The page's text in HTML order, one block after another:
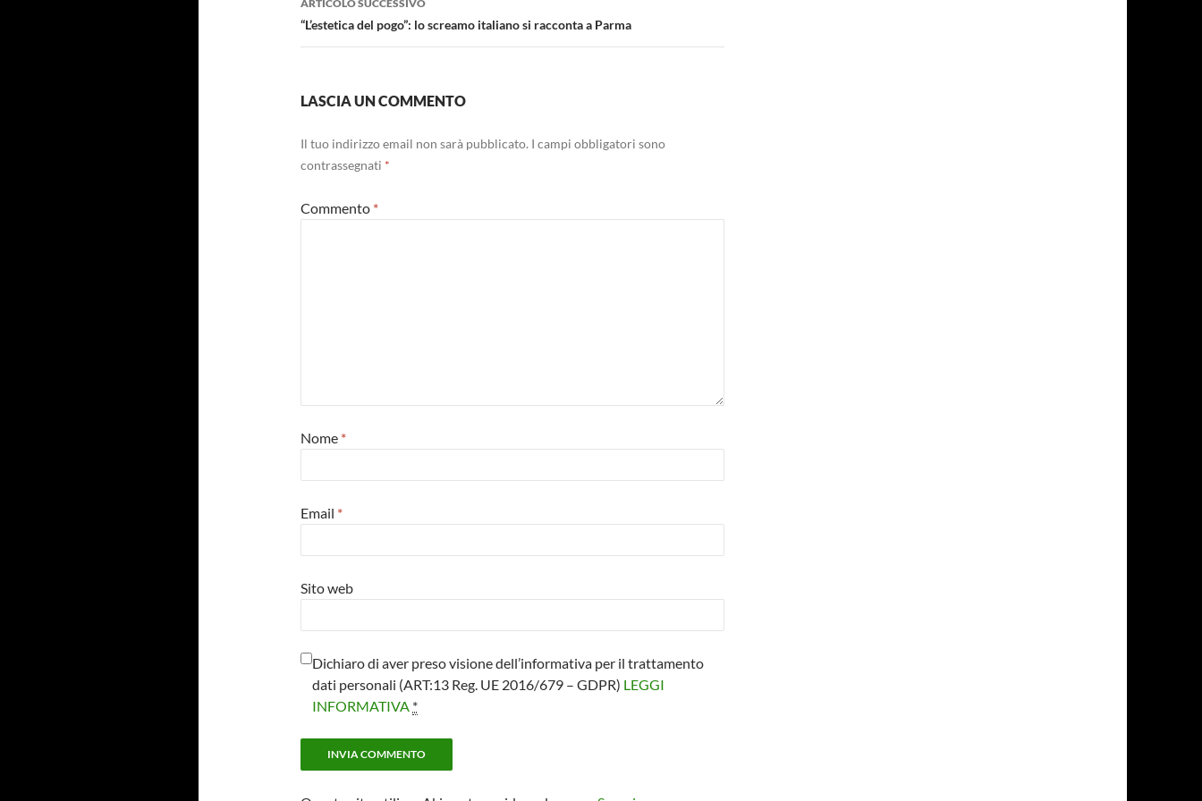
ARTICOLO SUCCESSIVO
“L’estetica del pogo”: lo screamo italiano si racconta a Parma
LASCIA UN COMMENTO
Il tuo indirizzo email non sarà pubblicato. I campi obbligatori sono
contrassegnati *
Commento *
Nome *
Email *
Sito web
Dichiaro di aver preso visione dell’informativa per il trattamento
dati personali (ART:13 Reg. UE 2016/679 – GDPR) LEGGI
INFORMATIVA *